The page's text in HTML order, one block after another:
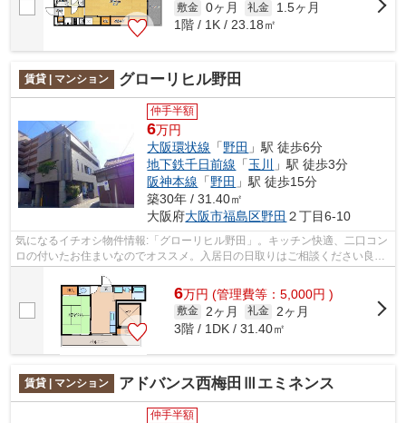
敷金 0ヶ月 礼金
1.5ヶ月
1階 / 1K / 23.18㎡
賃貸 | マンション グローリヒル野田
仲手半額
6万円
大阪環状線 「野田 」駅 徒歩6分
地下鉄千日前線 「玉川
」駅 徒歩3分
阪神本線 「野田 」駅 徒歩15分
築30年 / 31.40㎡
大阪府大阪市福島区野田 ２丁目6-10
気になるイチオシ物件情報:「グローリヒル野田」。キッチン快適、二口コン
ロの付いたお住まいなのでオススメ。入居日の日取りはご相談ください良い
6万円 (管理費等：5,000円 )
敷金 2ヶ月 礼金
2ヶ月
3階 / 1DK / 31.40㎡
賃貸 | マンション アドバンス西梅田Ⅲエミネンス
仲手半額